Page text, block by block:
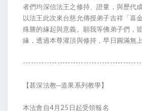
者們均深信法王之修持、證量，與歷代
以法王此次來台慈允傳授弟子吉祥「喜
殊勝的緣起與意義。願我等佛弟子們，
緣，透過本尊灌頂與修持，早日圓滿無
【甚深法教─道果系列教學】
本法會自4月25日起受領報名